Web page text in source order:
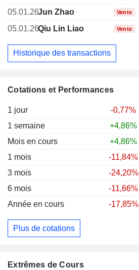
Cotations et Performances
1 jour
-0,77%
1 semaine
+4,86%
Mois en cours
+4,86%
1 mois
-11,84%
3 mois
-24,20%
6 mois
-11,66%
Année en cours
-17,85%
Plus de cotations
Extrêmes de Cours
05.01.26Jun Zhao Vente
05.01.26Qiu Lin Liao Vente
Historique des transactions